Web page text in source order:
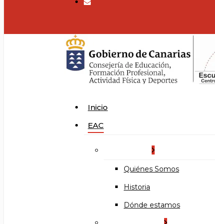
search
Menu
Inicio
EAC
Quiénes Somos
Historia
Dónde estamos